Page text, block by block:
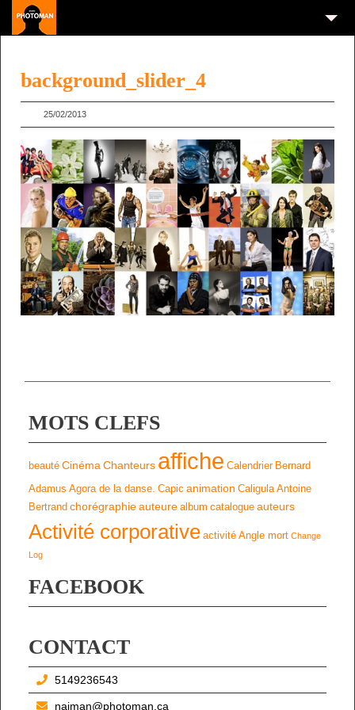
background_slider_4
25/02/2013
MOTS CLEFS
beauté Cinéma Chanteurs affiche Calendrier Bernard
Adamus Agora de la danse. Capic animation Caligula Antoine
Bertrand chorégraphieauteure album catalogue auteurs
Activité corporative activité Angle mort Change
Log
FACEBOOK
CONTACT
5149236543
najman@photoman.ca